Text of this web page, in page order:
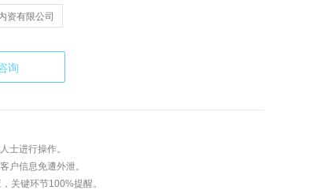
资有限公司
询
士进行操作。
户信息免遭外泄。
关键环节100%提醒。